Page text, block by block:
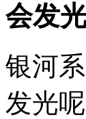
会发
银河
发光